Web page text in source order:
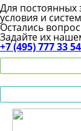
Для постоянных
условия и
Остались
Задайте их
+7 (495) 777 33 54